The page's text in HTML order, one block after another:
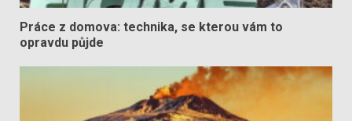
Práce z domova: technika, se kterou vám to
opravdu půjde